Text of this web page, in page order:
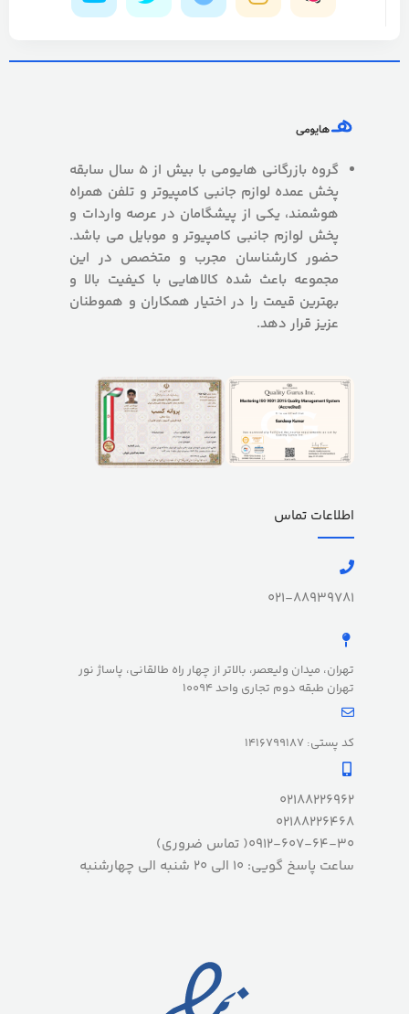
گروه بازرگانی هایومی با بیش از 5 سال سابقه
پخش عمده لوازم جانبی کامپیوتر و تلفن همراه
هوشمند، یکی از پیشگامان در عرصه واردات و
پخش لوازم جانبی کامپیوتر و موبایل می باشد.
حضور کارشناسان مجرب و متخصص در این
مجموعه باعث شده کالاهایی با کیفیت بالا و
بهترین قیمت را در اختیار همکاران و هموطنان
عزیز قرار دهد.
اطلاعات تماس
021-88939781
تهران، میدان ولیعصر، بالاتر از چهار راه طالقانی، پاساژ نور
تهران طبقه دوم تجاری واحد 10094
کد پستی: 1416799187
02188226962
02188226468
0912-607-64-30( تماس ضروری)
ساعت پاسخ گویی: 10 الی 20 شنبه الی چهارشنبه